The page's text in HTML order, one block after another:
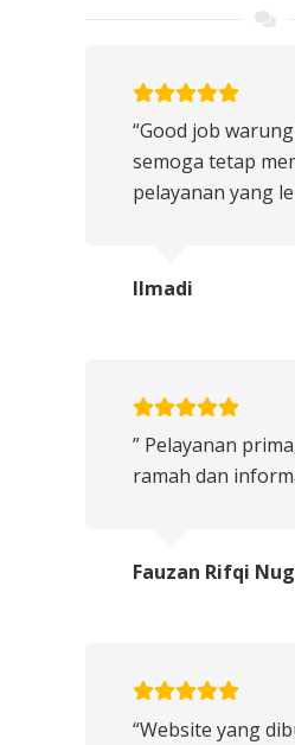
“Good job
semoga tetap
pelayanan yang
Ilmadi
” Pelayanan
ramah dan
Fauzan Rifqi
“Website yang